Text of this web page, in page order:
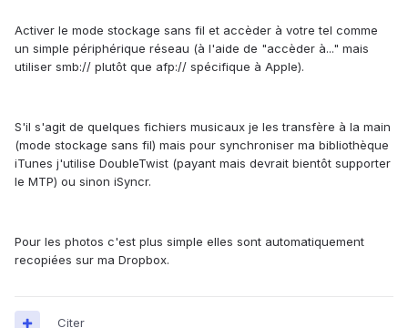
Activer le mode stockage sans fil et accèder à votre tel comme
un simple périphérique réseau (à l'aide de "accèder à..." mais
utiliser smb:// plutôt que afp:// spécifique à Apple).
S'il s'agit de quelques fichiers musicaux je les transfère à la main
(mode stockage sans fil) mais pour synchroniser ma bibliothèque
iTunes j'utilise DoubleTwist (payant mais devrait bientôt supporter
le MTP) ou sinon iSyncr.
Pour les photos c'est plus simple elles sont automatiquement
recopiées sur ma Dropbox.
Citer